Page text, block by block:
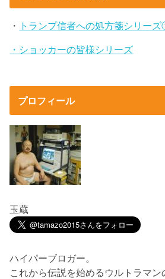
・ トランプ信者への処方箋シリー
・ショッカーの皆様シリーズ
プロフィール
玉蔵
ハイパーブロガー。
これから伝説を始めるウルトラマン